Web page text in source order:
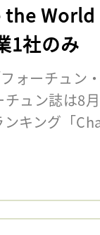
the World
1社のみ
ォーチュン
ュン誌は8
キング「